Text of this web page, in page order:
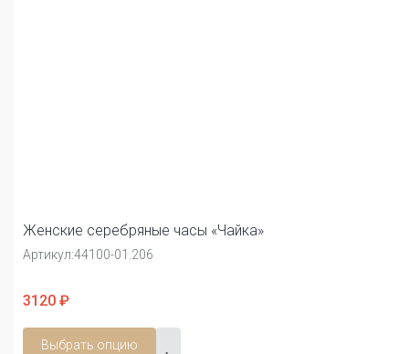
Женские серебряные часы «Чайка»
Артикул:44100-01.206
3120 ₽
Выбрать опцию